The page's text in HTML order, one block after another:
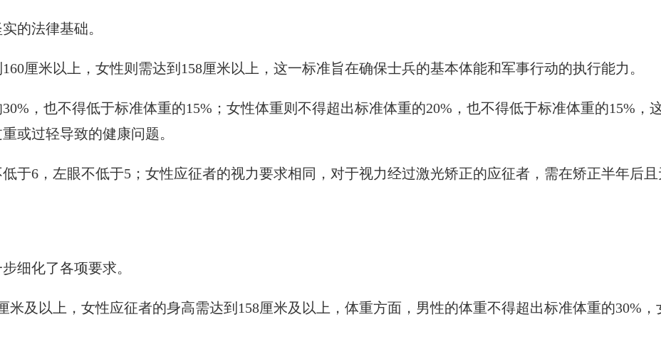
的法律基础。
厘米以上，女性则需达到158厘米以上，这一标准旨在确保士兵的基本体能和军事行动的执行能力。
，也不得低于标准体重的15%；女性体重则不得超出标准体重的20%，也不得低于标准体重的15%，
或过轻导致的健康问题。
于6，左眼不低于5；女性应征者的视力要求相同，对于视力经过激光矫正的应征者，需在矫正半年后且
细化了各项要求。
米及以上，女性应征者的身高需达到158厘米及以上，体重方面，男性的体重不得超出标准体重的30%，